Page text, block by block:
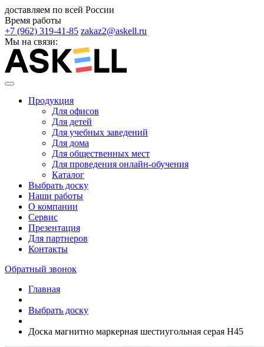
доставляем по всей России
Время работы
+7 (962) 319-41-85 zakaz2@askell.ru
Мы на связи:
Продукция
Для офисов
Для детей
Для учебных заведений
Для дома
Для общественных мест
Для проведения онлайн-обучения
Каталог
Выбрать доску
Наши работы
О компании
Сервис
Презентация
Для партнеров
Контакты
Обратный звонок
Главная
Выбрать доску
Доска магнитно маркерная шестиугольная серая H45